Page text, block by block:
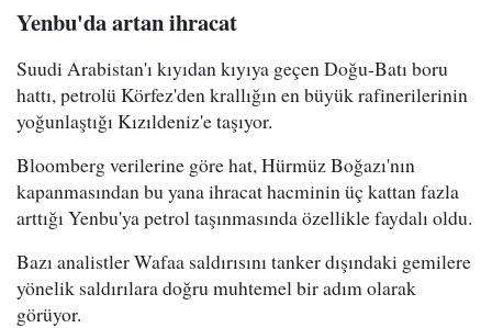
Yenbu'da artan ihracat
Suudi Arabistan'ı kıyıdan kıyıya geçen Doğu-Batı boru
hattı, petrolü Körfez'den krallığın en büyük rafinerilerinin
yoğunlaştığı Kızıldeniz'e taşıyor.
Bloomberg verilerine göre hat, Hürmüz Boğazı'nın
kapanmasından bu yana ihracat hacminin üç kattan fazla
arttığı Yenbu'ya petrol taşınmasında özellikle faydalı oldu.
Bazı analistler Wafaa saldırısını tanker dışındaki gemilere
yönelik saldırılara doğru muhtemel bir adım olarak
görüyor.